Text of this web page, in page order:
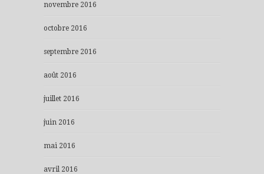
novembre 2016
octobre 2016
septembre 2016
août 2016
juillet 2016
juin 2016
mai 2016
avril 2016